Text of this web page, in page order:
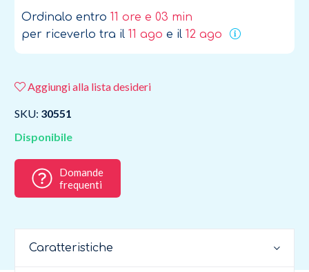
Ordinalo entro 11 ore e 03 min
per riceverlo tra il 11 ago e il 12 ago
Aggiungi alla lista desideri
SKU: 30551
Disponibile
Domande
frequenti
Caratteristiche